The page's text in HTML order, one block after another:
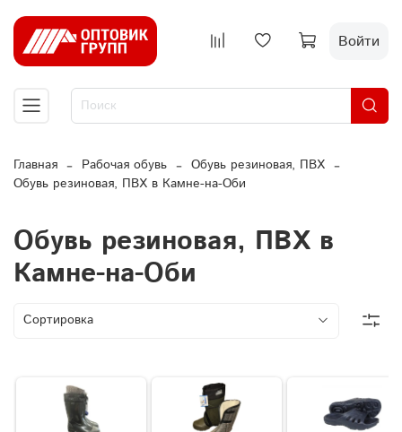
Войти
Главная Рабочая обувь
Обувь резиновая, ПВХ
Обувь резиновая, ПВХ в Камне-на-Оби
Обувь резиновая, ПВХ в
Камне-на-Оби